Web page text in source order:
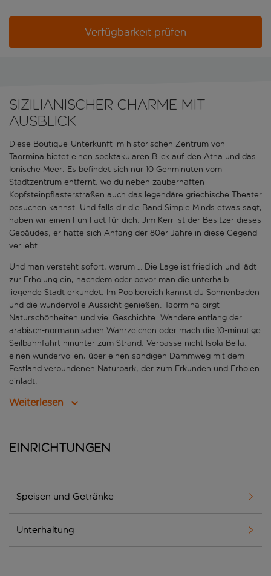
Verfügbarkeit prüfen
Sizilianischer Charme mit
Ausblick
Diese Boutique-Unterkunft im historischen Zentrum von
Taormina bietet einen spektakulären Blick auf den Ätna und das
Ionische Meer. Es befindet sich nur 10 Gehminuten vom
Stadtzentrum entfernt, wo du neben zauberhaften
Kopfsteinpflasterstraßen auch das legendäre griechische Theater
besuchen kannst. Und falls dir die Band Simple Minds etwas sagt,
haben wir einen Fun Fact für dich: Jim Kerr ist der Besitzer dieses
Gebäudes; er hatte sich Anfang der 80er Jahre in diese Gegend
verliebt.
Und man versteht sofort, warum … Die Lage ist friedlich und lädt
zur Erholung ein, nachdem oder bevor man die unterhalb
liegende Stadt erkundet. Im Poolbereich kannst du Sonnenbaden
und die wundervolle Aussicht genießen. Taormina birgt
Naturschönheiten und viel Geschichte. Wandere entlang der
arabisch-normannischen Wahrzeichen oder mach die 10-minütige
Seilbahnfahrt hinunter zum Strand. Verpasse nicht Isola Bella,
einen wundervollen, über einen sandigen Dammweg mit dem
Festland verbundenen Naturpark, der zum Erkunden und Erholen
einlädt.
Weiterlesen
Einrichtungen
Speisen und Getränke
Unterhaltung